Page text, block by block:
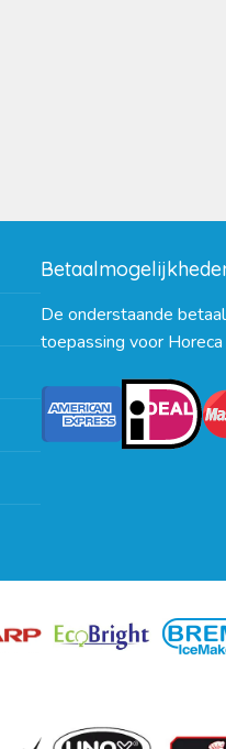
De onderstaande
toepassing voor